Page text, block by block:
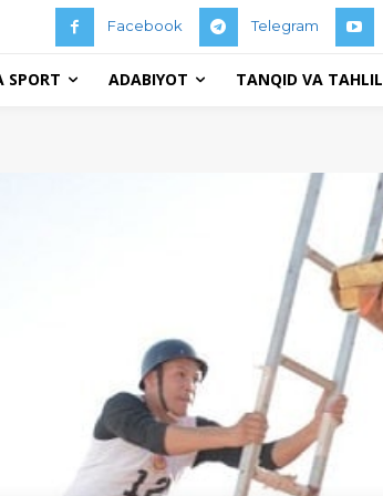
Facebook Telegram
SPORT ADABIYOT TANQID VA TAHLIL